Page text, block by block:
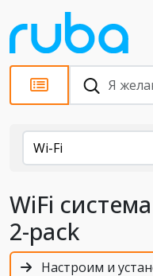
Каталог
Wi-Fi
WiFi
2-pack
Настроим и